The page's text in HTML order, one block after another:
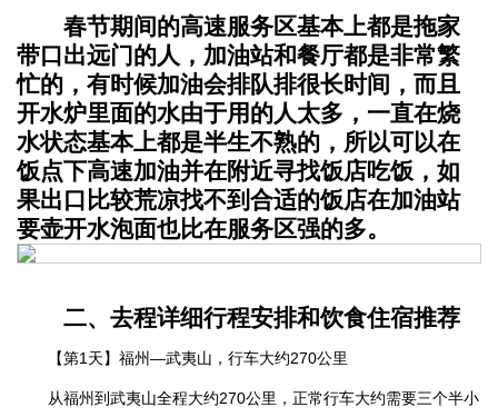
春节期间的高速服务区基本上都是拖家
带口出远门的人，加油站和餐厅都是非常繁
忙的，有时候加油会排队排很长时间，而且
开水炉里面的水由于用的人太多，一直在烧
水状态基本上都是半生不熟的，所以可以在
饭点下高速加油并在附近寻找饭店吃饭，如
果出口比较荒凉找不到合适的饭店在加油站
要壶开水泡面也比在服务区强的多。
二、去程详细行程安排和饮食住宿推荐
【第1天】福州—武夷山，行车大约270公里
从福州到武夷山全程大约270公里，正常行车大约需要三个半小